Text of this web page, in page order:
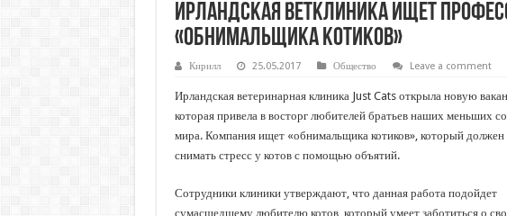
Ирландская ветклиника ищет
«обнимальщика котиков»
Кирилл 25.05.2017 Общество Leave a comment
Ирландская ветеринарная клиника Just Cats открыла новую
которая привела в восторг любителей братьев наших меньших со
мира. Компания ищет «обнимальщика котиков», который должен
снимать стресс у котов с помощью объятий.
Сотрудники клиники утверждают, что данная работа подойдет
сумасшедшему любителю котов, который умеет заботиться о